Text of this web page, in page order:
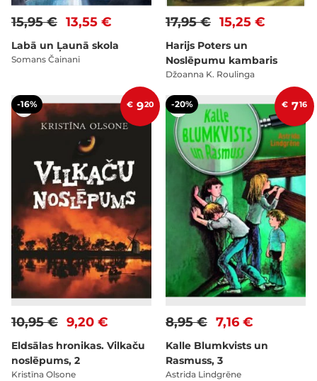
13,55 €
15,95 €
Labā un Ļaunā skola
Somans Čainani
15,25 €
17,95 €
Harijs Poters un
Noslēpumu kambaris
Džoanna K. Roulinga
-16% € 920
9,20 €
10,95 €
Eldsālas hronikas. Vilkaču
noslēpums, 2
Kristīna Olsone
-20% € 716
7,16 €
8,95 €
Kalle Blumkvists un
Rasmuss, 3
Astrida Lindgrēne